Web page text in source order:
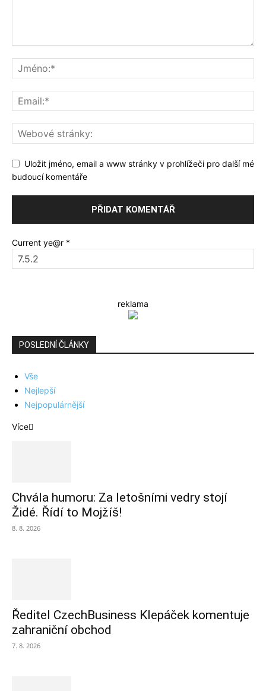
Uložit jméno, email a www stránky v prohlížeči pro další mé
budoucí komentáře
Current ye@r *
reklama
POSLEDNÍ ČLÁNKY
Vše
Nejlepší
Nejpopulárnější
Více
Chvála humoru: Za letošními vedry stojí
Židé. Řídí to Mojžíš!
8. 8. 2026
Ředitel CzechBusiness Klepáček komentuje
zahraniční obchod
7. 8. 2026